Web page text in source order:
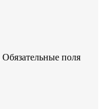
Обязательные поля